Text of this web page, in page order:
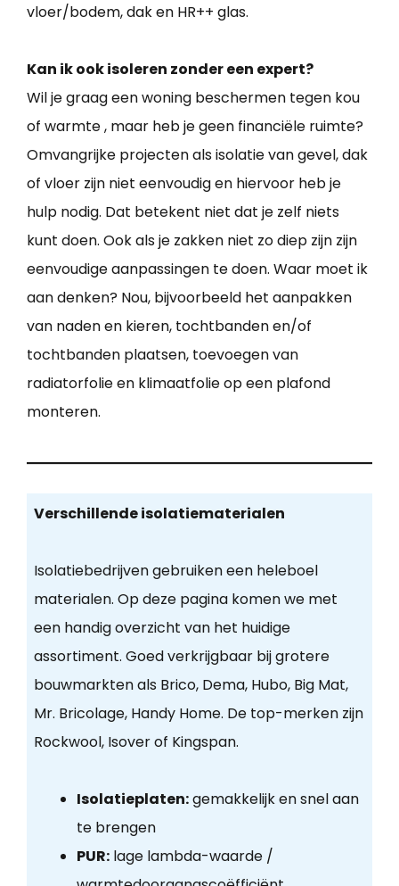
vloer/bodem, dak en HR++ glas.
Kan ik ook isoleren zonder een expert?
Wil je graag een woning beschermen tegen kou
of warmte , maar heb je geen financiële ruimte?
Omvangrijke projecten als isolatie van gevel, dak
of vloer zijn niet eenvoudig en hiervoor heb je
hulp nodig. Dat betekent niet dat je zelf niets
kunt doen. Ook als je zakken niet zo diep zijn zijn
eenvoudige aanpassingen te doen. Waar moet ik
aan denken? Nou, bijvoorbeeld het aanpakken
van naden en kieren, tochtbanden en/of
tochtbanden plaatsen, toevoegen van
radiatorfolie en klimaatfolie op een plafond
monteren.
Verschillende isolatiematerialen
Isolatiebedrijven gebruiken een heleboel
materialen. Op deze pagina komen we met
een handig overzicht van het huidige
assortiment. Goed verkrijgbaar bij grotere
bouwmarkten als Brico, Dema, Hubo, Big Mat,
Mr. Bricolage, Handy Home. De top-merken zijn
Rockwool, Isover of Kingspan.
Isolatieplaten:gemakkelijk en snel aan
te brengen
PUR:lage lambda-waarde /